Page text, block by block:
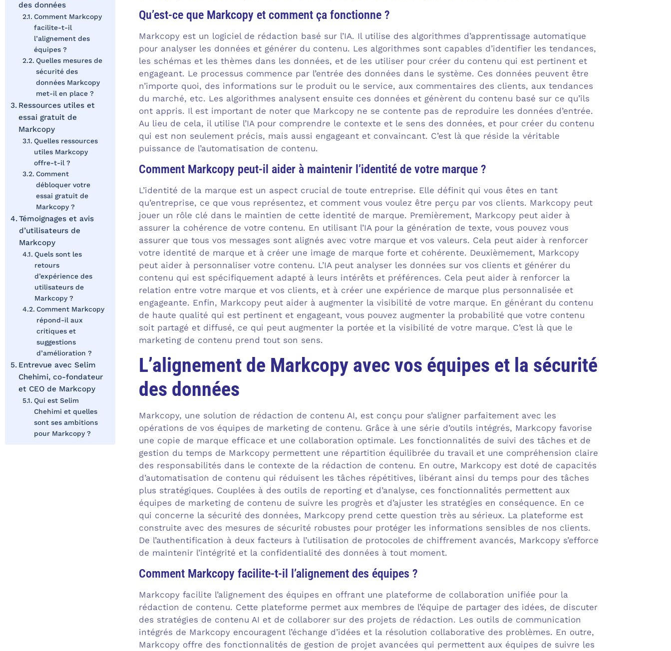
Qu’est-ce que Markcopy et comment ça fonctionne ?
Markcopy est un logiciel de rédaction basé sur l’IA. Il utilise des algorithmes d’apprentissage automatique
pour analyser les données et générer du contenu. Les algorithmes sont capables d’identifier les tendances,
les schémas et les thèmes dans les données, et de les utiliser pour créer du contenu qui est pertinent et
engageant. Le processus commence par l’entrée des données dans le système. Ces données peuvent être
n’importe quoi, des informations sur le produit ou le service, aux commentaires des clients, aux tendances
du marché, etc. Les algorithmes analysent ensuite ces données et génèrent du contenu basé sur ce qu’ils
ont appris. Il est important de noter que Markcopy ne se contente pas de reproduire les données d’entrée.
Au lieu de cela, il utilise l’IA pour comprendre le contexte et le sens des données, et pour créer du contenu
qui est non seulement précis, mais aussi engageant et convaincant. C’est là que réside la véritable
puissance de l’automatisation de contenu.
Comment Markcopy peut-il aider à maintenir l’identité de votre marque ?
L’identité de la marque est un aspect crucial de toute entreprise. Elle définit qui vous êtes en tant
qu’entreprise, ce que vous représentez, et comment vous voulez être perçu par vos clients. Markcopy peut
jouer un rôle clé dans le maintien de cette identité de marque. Premièrement, Markcopy peut aider à
assurer la cohérence de votre contenu. En utilisant l’IA pour la génération de texte, vous pouvez vous
assurer que tous vos messages sont alignés avec votre marque et vos valeurs. Cela peut aider à renforcer
votre identité de marque et à créer une image de marque forte et cohérente. Deuxièmement, Markcopy
peut aider à personnaliser votre contenu. L’IA peut analyser les données sur vos clients et générer du
contenu qui est spécifiquement adapté à leurs intérêts et préférences. Cela peut aider à renforcer la
relation entre votre marque et vos clients, et à créer une expérience de marque plus personnalisée et
engageante. Enfin, Markcopy peut aider à augmenter la visibilité de votre marque. En générant du contenu
de haute qualité qui est pertinent et engageant, vous pouvez augmenter la probabilité que votre contenu
soit partagé et diffusé, ce qui peut augmenter la portée et la visibilité de votre marque. C’est là que le
marketing de contenu prend tout son sens.
L’alignement de Markcopy avec vos équipes et la sécurité
des données
Markcopy, une solution de rédaction de contenu AI, est conçu pour s’aligner parfaitement avec les
opérations de vos équipes de marketing de contenu. Grâce à une série d’outils intégrés, Markcopy favorise
une copie de marque efficace et une collaboration optimale. Les fonctionnalités de suivi des tâches et de
gestion du temps de Markcopy permettent une répartition équilibrée du travail et une compréhension claire
des responsabilités dans le contexte de la rédaction de contenu. En outre, Markcopy est doté de capacités
d’automatisation de contenu qui réduisent les tâches répétitives, libérant ainsi du temps pour des tâches
plus stratégiques. Couplées à des outils de reporting et d’analyse, ces fonctionnalités permettent aux
équipes de marketing de contenu de suivre les progrès et d’ajuster les stratégies en conséquence. En ce
qui concerne la sécurité des données, Markcopy prend cette question très au sérieux. La plateforme est
construite avec des mesures de sécurité robustes pour protéger les informations sensibles de nos clients.
De l’authentification à deux facteurs à l’utilisation de protocoles de chiffrement avancés, Markcopy s’efforce
de maintenir l’intégrité et la confidentialité des données à tout moment.
Comment Markcopy facilite-t-il l’alignement des équipes ?
Markcopy facilite l’alignement des équipes en offrant une plateforme de collaboration unifiée pour la
rédaction de contenu. Cette plateforme permet aux membres de l’équipe de partager des idées, de discuter
des stratégies de contenu AI et de collaborer sur des projets de rédaction. Les outils de communication
intégrés de Markcopy encouragent l’échange d’idées et la résolution collaborative des problèmes. En outre,
Markcopy offre des fonctionnalités de gestion de projet avancées qui permettent aux équipes de suivre les
des données
Comment Markcopy
facilite-t-il
l’alignement des
équipes ?
Quelles mesures de
sécurité des
données Markcopy
met-il en place ?
Ressources utiles et
essai gratuit de
Markcopy
Quelles ressources
utiles Markcopy
offre-t-il ?
Comment
débloquer votre
essai gratuit de
Markcopy ?
Témoignages et avis
d’utilisateurs de
Markcopy
Quels sont les
retours
d’expérience des
utilisateurs de
Markcopy ?
Comment Markcopy
répond-il aux
critiques et
suggestions
d’amélioration ?
Entrevue avec Selim
Chehimi, co-fondateur
et CEO de Markcopy
Qui est Selim
Chehimi et quelles
sont ses ambitions
pour Markcopy ?